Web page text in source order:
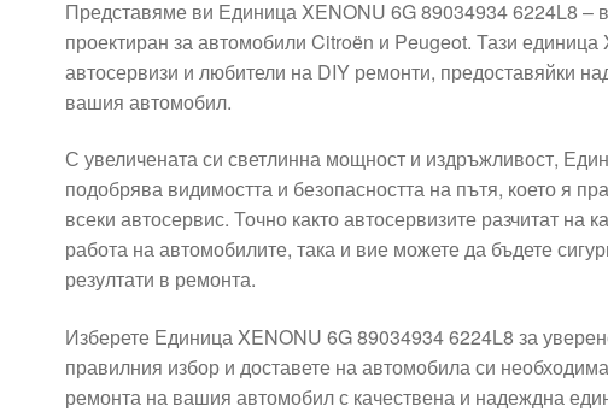
Представяме ви Единица XENONU 6G 89034934 6224L8 –
проектиран за автомобили Citroën и Peugeot. Тази
автосервизи и любители на DIY ремонти, предоставяйки
вашия автомобил.
С увеличената си светлинна мощност и издръжливост,
подобрява видимостта и безопасността на пътя, което я
всеки автосервис. Точно както автосервизите разчитат на
работа на автомобилите, така и вие можете да бъдете
резултати в ремонта.
Изберете Единица XENONU 6G 89034934 6224L8 за
правилния избор и доставете на автомобила си
ремонта на вашия автомобил с качествена и надеждна